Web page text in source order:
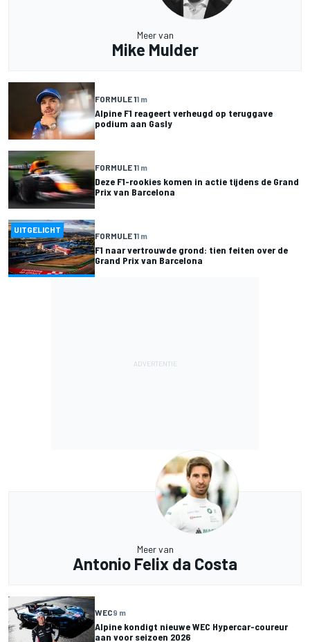
Meer van
Mike Mulder
FORMULE 11 m
Alpine F1 reageert verheugd op teruggave
podium aan Gasly
FORMULE 11 m
Deze F1-rookies komen in actie tijdens de Grand
Prix van Barcelona
UITGELICHT
FORMULE 11 m
F1 naar vertrouwde grond: tien feiten over de
Grand Prix van Barcelona
Meer van
Antonio Felix da Costa
WEC9 m
Alpine kondigt nieuwe WEC Hypercar-coureur
aan voor seizoen 2026